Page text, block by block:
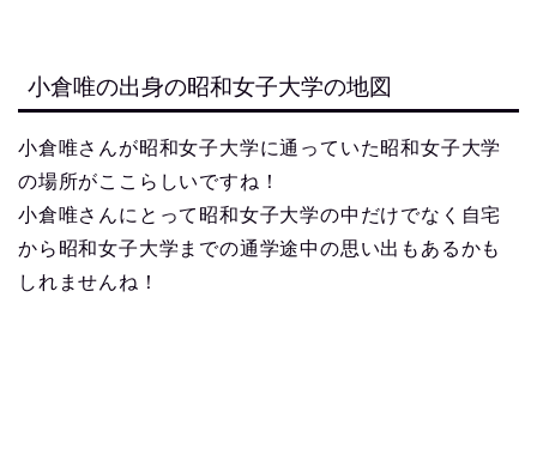
小倉唯の出身の昭和女子大学の地図
小倉唯さんが昭和女子大学に通っていた昭和女子大学
の場所がここらしいですね！
小倉唯さんにとって昭和女子大学の中だけでなく自宅
から昭和女子大学までの通学途中の思い出もあるかも
しれませんね！